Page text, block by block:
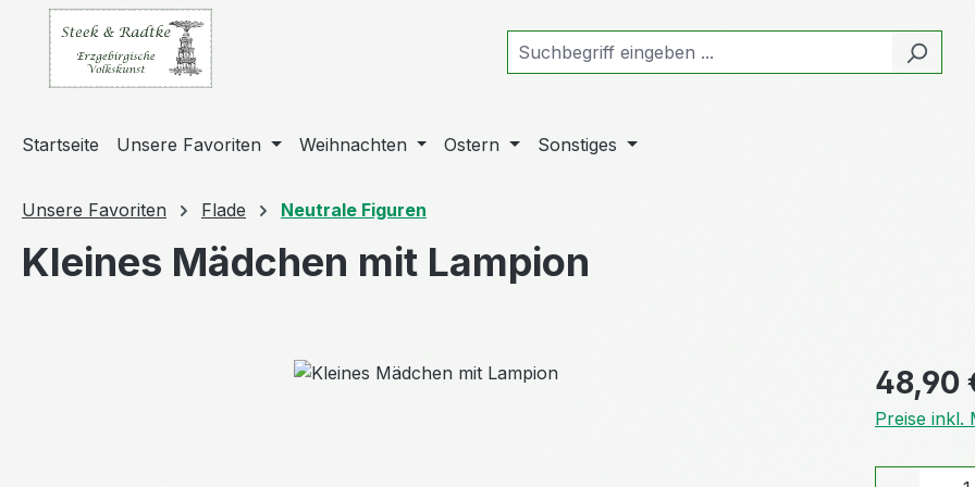
Hauptinhalt springen
Zur Suche springen
Zur Hauptnavigation springen
Startseite Unsere Favoriten Weihnachten Ostern Sonstiges
Unsere Favoriten Flade Neutrale Figuren
Kleines Mädchen mit Lampion
Regulärer
48,90
Preise inkl.